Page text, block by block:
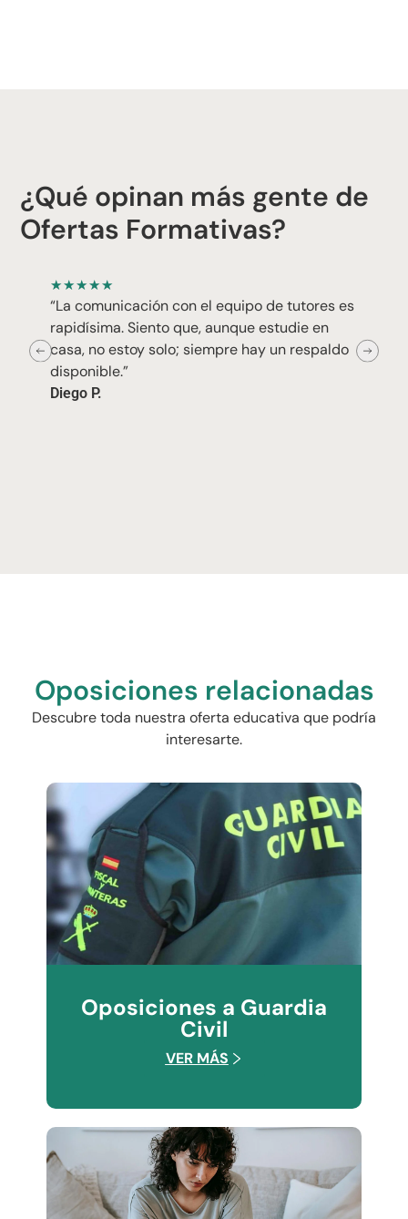
¿Qué opinan más gente de
Ofertas Formativas?
★★★★★
“La comunicación con el equipo de tutores es
rapidísima. Siento que, aunque estudie en
casa, no estoy solo; siempre hay un respaldo
disponible.”
Diego P.
Oposiciones relacionadas
Descubre toda nuestra oferta educativa que podría
interesarte.
Oposiciones a Guardia
Civil
VER MÁS